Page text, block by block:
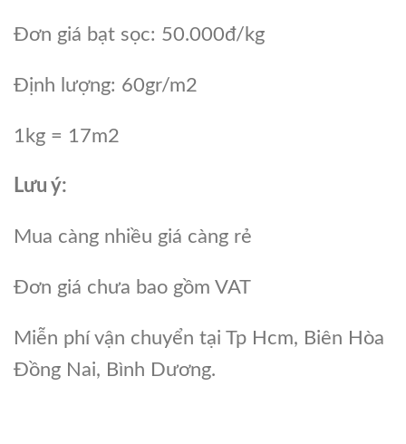
Đơn giá bạt sọc: 50.000đ/kg
Định lượng: 60gr/m2
1kg = 17m2
Lưu ý:
Mua càng nhiều giá càng rẻ
Đơn giá chưa bao gồm VAT
Miễn phí vận chuyển tại Tp Hcm, Biên Hòa
Đồng Nai, Bình Dương.